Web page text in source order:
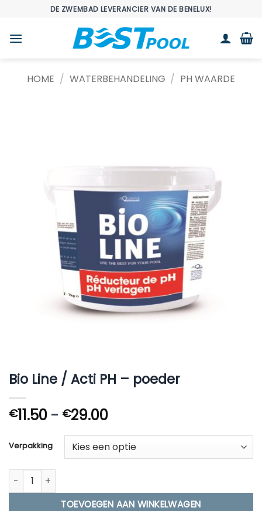
inhoud
DE ZWEMBAD LEVERANCIER VAN DE BENELUX!
HOME / WATERBEHANDELING / PH WAARDE
Bio Line / Acti PH – poeder
€11.50 - €29.00Prijsklasse:
tot
€29.00
Verpakking
Bio Line / Acti PH - poeder aantal
TOEVOEGEN AAN WINKELWAGEN